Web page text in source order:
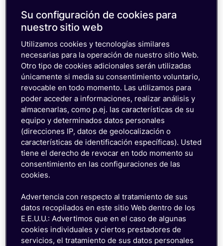
Ver estudios de casos (en inglés)
más de 180 países, incluyendosatelite*
una conectividad ininterrumpida en todo el
mundo.
Próximamente disponible en América Latina
Desafío
¿Tiene que gestionar
varias redes, contratos
con operadores y
tarjetas SIM?
La solución
emnify
SuperNetwork
Racionalice con la
operadores y SIMs en todo el
mundo, simplificando su
gestión IoT.
Su configuración de cookies para
nuestro sitio web
Utilizamos cookies y tecnologías similares
necesarias para la operación de nuestro sitio Web.
Otro tipo de cookies adicionales serán utilizadas
únicamente si media su consentimiento voluntario,
revocable en todo momento. Las utilizamos para
poder acceder a informaciones, realizar análisis y
almacenarlas, como p.ej. las características de su
equipo y determinados datos personales
(direcciones IP, datos de geolocalización o
características de identificación específicas). Usted
tiene el derecho de revocar en todo momento su
consentimiento en las configuraciones de las
cookies.
Advertencia con respecto al tratamiento de sus
datos recopilados en este sitio Web dentro de los
E.E.U.U.: Advertimos que en el caso de algunas
cookies individuales y ciertos prestadores de
servicios, el tratamiento de sus datos personales